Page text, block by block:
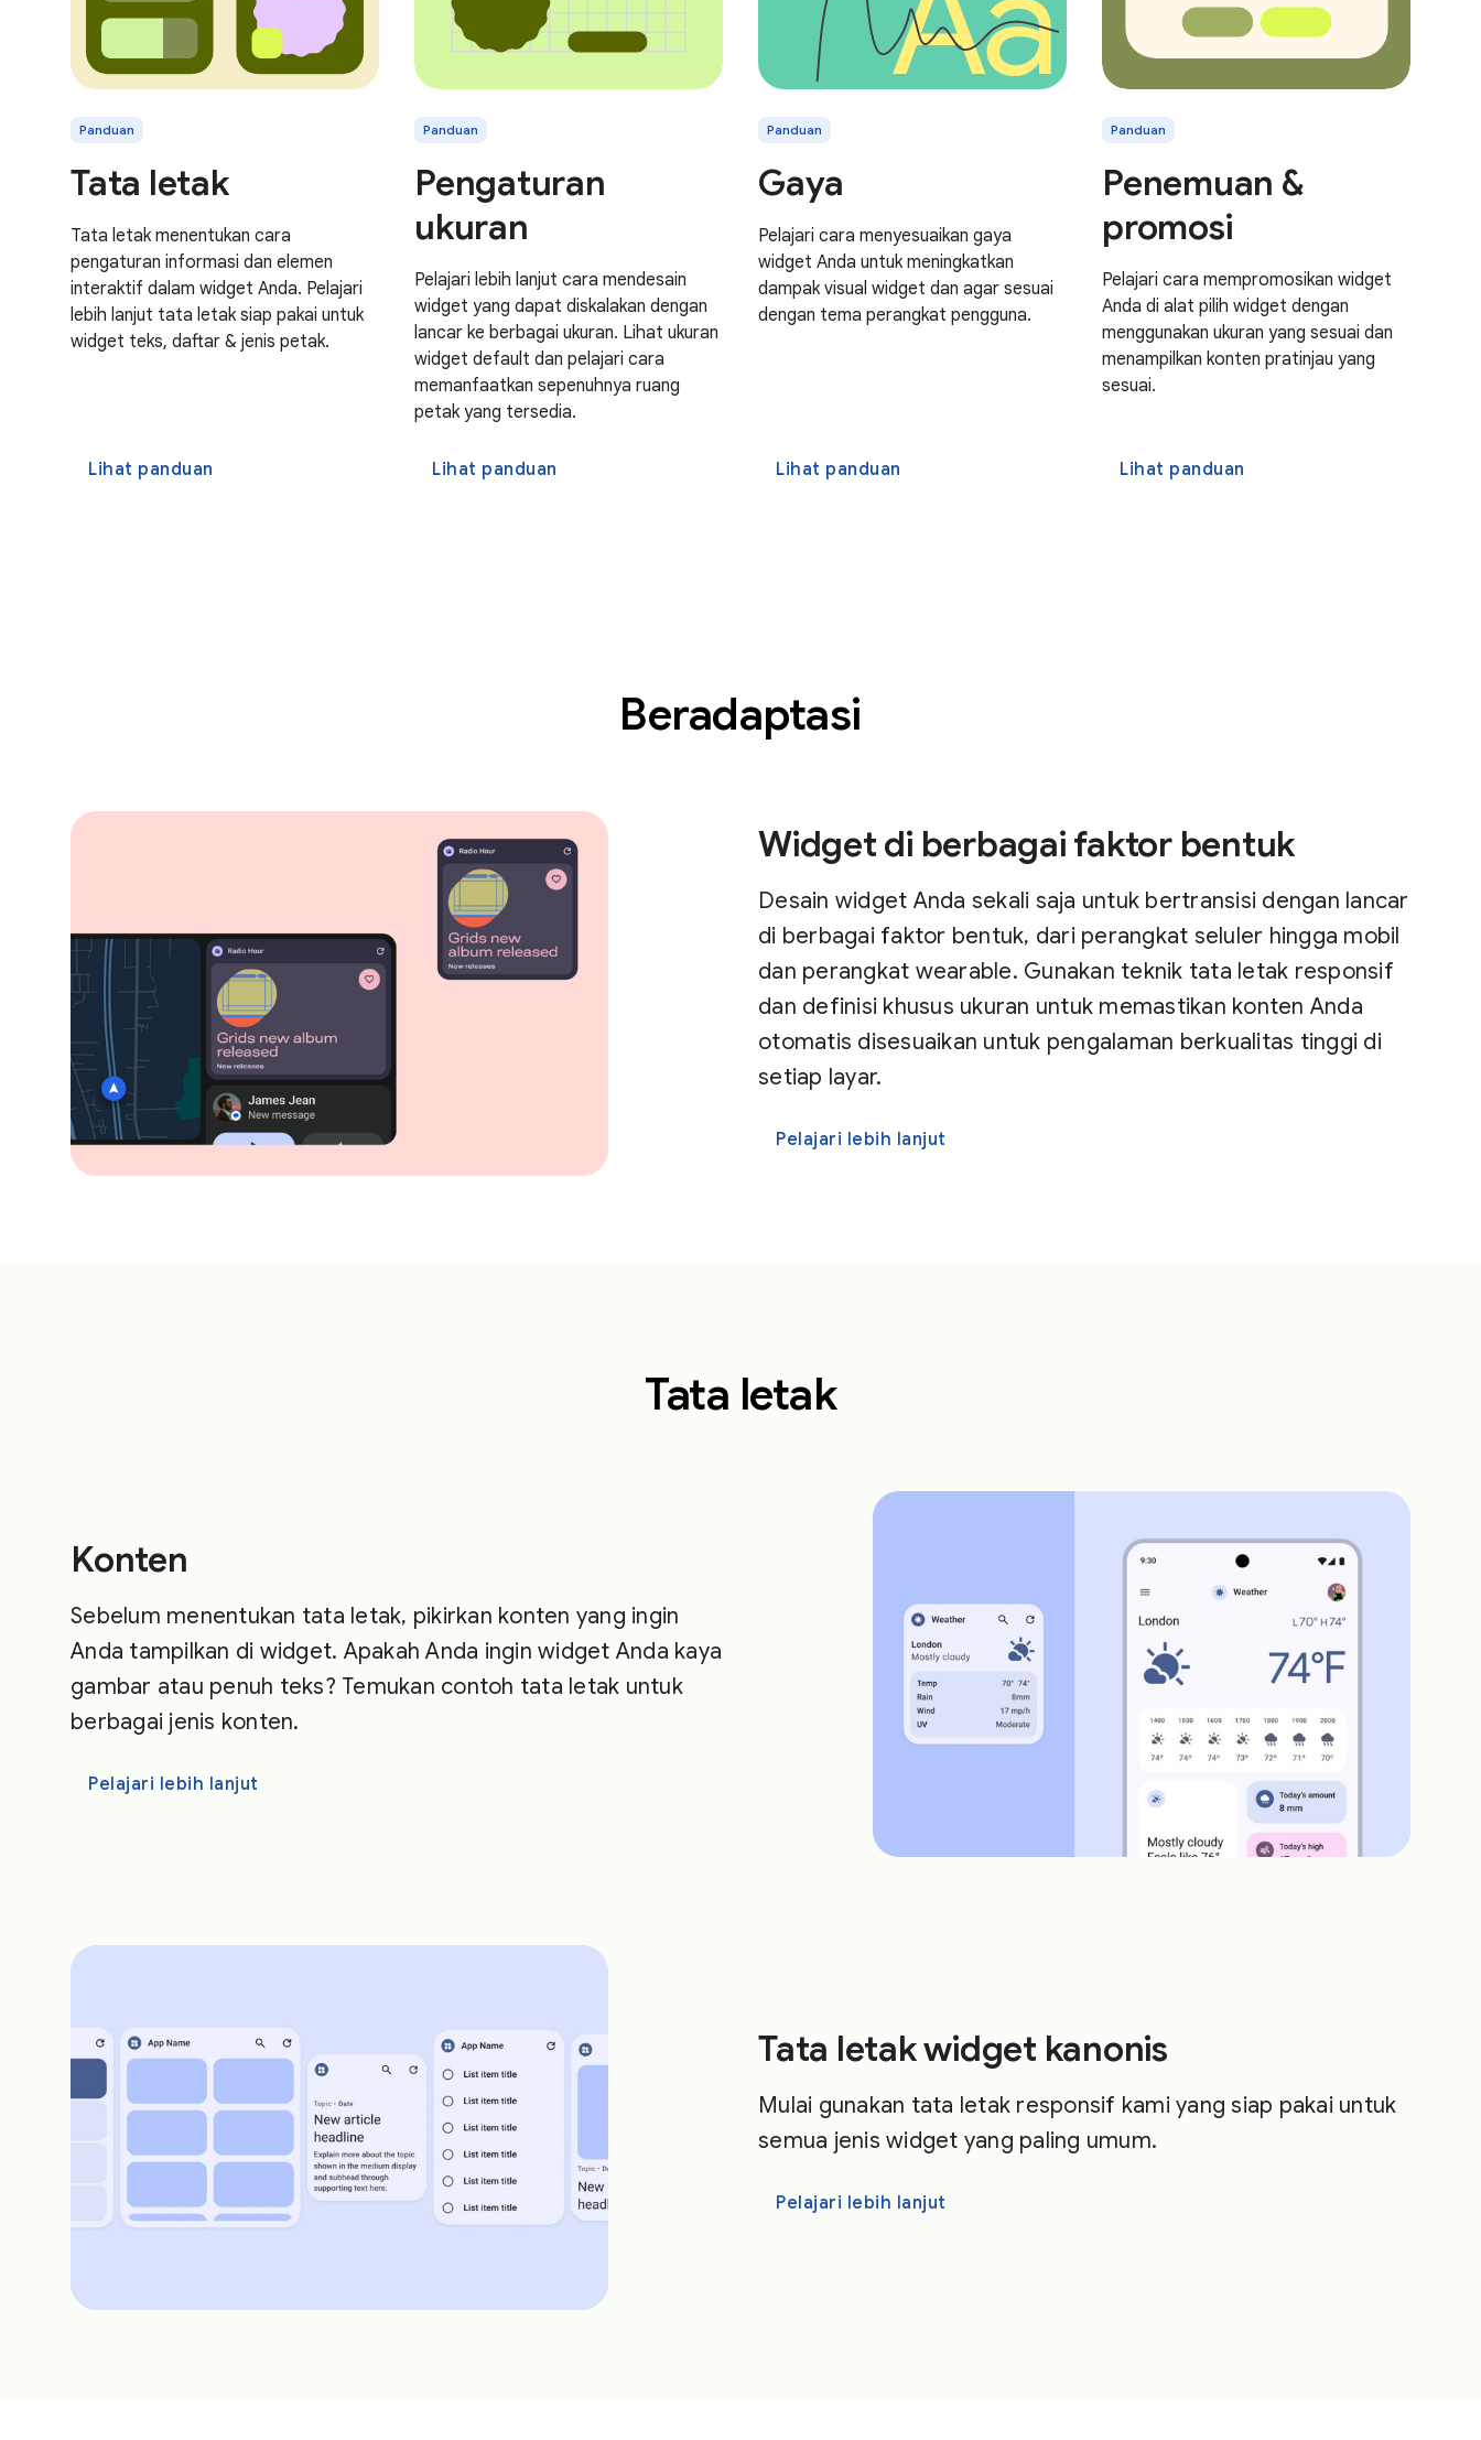
Panduan
Tata letak
Tata letak menentukan cara
pengaturan informasi dan elemen
interaktif dalam widget Anda. Pelajari
lebih lanjut tata letak siap pakai untuk
widget teks, daftar & jenis petak.
Lihat panduan
Panduan
Pengaturan
ukuran
Pelajari lebih lanjut cara mendesain
widget yang dapat diskalakan dengan
lancar ke berbagai ukuran. Lihat ukuran
widget default dan pelajari cara
memanfaatkan sepenuhnya ruang
petak yang tersedia.
Lihat panduan
Panduan
Gaya
Pelajari cara menyesuaikan gaya
widget Anda untuk meningkatkan
dampak visual widget dan agar sesuai
dengan tema perangkat pengguna.
Lihat panduan
Panduan
Penemuan &
promosi
Pelajari cara mempromosikan widget
Anda di alat pilih widget dengan
menggunakan ukuran yang sesuai dan
menampilkan konten pratinjau yang
sesuai.
Lihat panduan
Beradaptasi
Widget di berbagai faktor bentuk
Desain widget Anda sekali saja untuk bertransisi dengan lancar
di berbagai faktor bentuk, dari perangkat seluler hingga mobil
dan perangkat wearable. Gunakan teknik tata letak responsif
dan definisi khusus ukuran untuk memastikan konten Anda
otomatis disesuaikan untuk pengalaman berkualitas tinggi di
setiap layar.
Pelajari lebih lanjut
Tata letak
Konten
Sebelum menentukan tata letak, pikirkan konten yang ingin
Anda tampilkan di widget. Apakah Anda ingin widget Anda kaya
gambar atau penuh teks? Temukan contoh tata letak untuk
berbagai jenis konten.
Pelajari lebih lanjut
Tata letak widget kanonis
Mulai gunakan tata letak responsif kami yang siap pakai untuk
semua jenis widget yang paling umum.
Pelajari lebih lanjut